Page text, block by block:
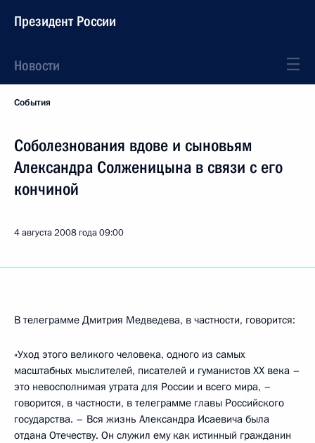
Президент России
Новости
События
Соболезнования вдове и сыновьям
Александра Солженицына в связи с его
кончиной
4 августа 2008 года09:00
В телеграмме Дмитрия Медведева, в частности, говорится:
«Уход этого великого человека, одного из самых
масштабных мыслителей, писателей и гуманистов XX века –
это невосполнимая утрата для России и всего мира, –
говорится, в частности, в телеграмме главы Российского
государства. – Вся жизнь Александра Исаевича была
отдана Отечеству. Он служил ему как истинный гражданин